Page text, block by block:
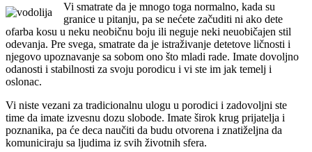
Vi smatrate da je mnogo toga normalno, kada su
granice u pitanju, pa se nećete začuditi ni ako dete
ofarba kosu u neku neobičnu boju ili neguje neki neuobičajen stil
odevanja. Pre svega, smatrate da je istraživanje detetove ličnosti i
njegovo upoznavanje sa sobom ono što mladi rade. Imate dovoljno
odanosti i stabilnosti za svoju porodicu i vi ste im jak temelj i
oslonac.
Vi niste vezani za tradicionalnu ulogu u porodici i zadovoljni ste
time da imate izvesnu dozu slobode. Imate širok krug prijatelja i
poznanika, pa će deca naučiti da budu otvorena i znatiželjna da
komuniciraju sa ljudima iz svih životnih sfera.